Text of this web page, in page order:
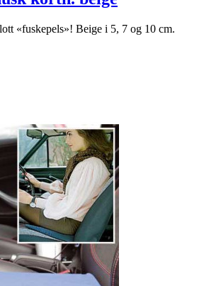
«fuskepels»! Beige i 5, 7 og 10 cm.